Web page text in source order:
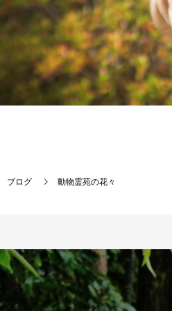
ブログ 動物霊苑の花々